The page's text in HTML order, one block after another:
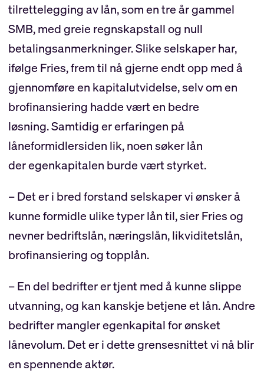
tilrettelegging av lån, som en tre år gammel
SMB, med greie regnskapstall og null
betalingsanmerkninger. Slike selskaper har,
ifølge Fries, frem til nå gjerne endt opp med å
gjennomføre en kapitalutvidelse, selv om en
brofinansiering hadde vært en bedre
løsning. Samtidig er erfaringen på
låneformidlersiden lik, noen søker lån
der egenkapitalen burde vært styrket.
– Det er i bred forstand selskaper vi ønsker å
kunne formidle ulike typer lån til, sier Fries og
nevner bedriftslån, næringslån, likviditetslån,
brofinansiering og topplån.
– En del bedrifter er tjent med å kunne slippe
utvanning, og kan kanskje betjene et lån. Andre
bedrifter mangler egenkapital for ønsket
lånevolum. Det er i dette grensesnittet vi nå blir
en spennende aktør.